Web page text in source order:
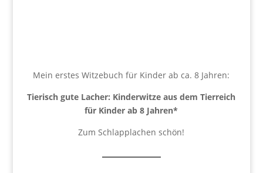
Mein erstes Witzebuch für Kinder ab ca. 8 Jahren:
Tierisch gute Lacher: Kinderwitze aus dem Tierreich
für Kinder ab 8 Jahren*
Zum Schlapplachen schön!